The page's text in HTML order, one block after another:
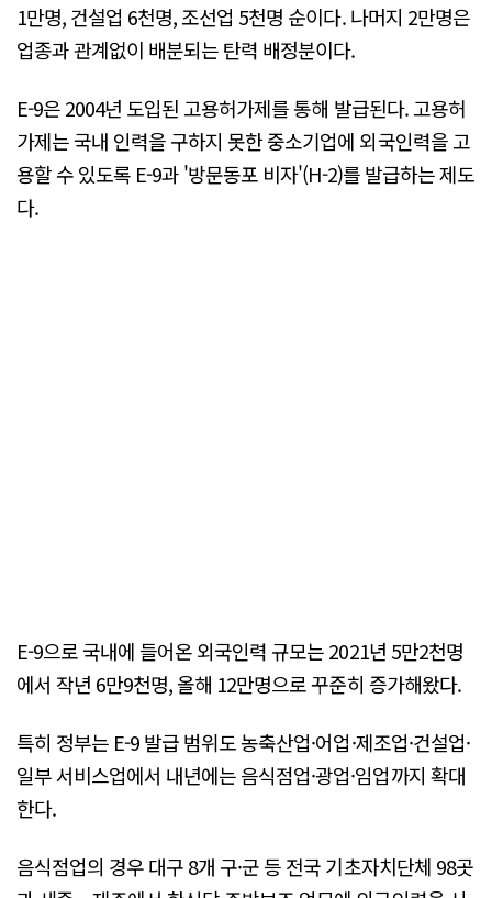
1만명, 건설업 6천명, 조선업 5천명 순이다. 나머지 2만명은
업종과 관계없이 배분되는 탄력 배정분이다.
E-9은 2004년 도입된 고용허가제를 통해 발급된다. 고용허
가제는 국내 인력을 구하지 못한 중소기업에 외국인력을 고
용할 수 있도록 E-9과 '방문동포 비자'(H-2)를 발급하는 제도
다.
E-9으로 국내에 들어온 외국인력 규모는 2021년 5만2천명
에서 작년 6만9천명, 올해 12만명으로 꾸준히 증가해왔다.
특히 정부는 E-9 발급 범위도 농축산업·어업·제조업·건설업·
일부 서비스업에서 내년에는 음식점업·광업·임업까지 확대
한다.
음식점업의 경우 대구 8개 구·군 등 전국 기초자치단체 98곳